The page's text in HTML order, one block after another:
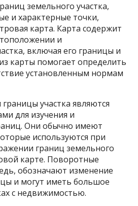
земельного участка,
и характерные точки,
карта. Карта содержит
и
включая его границы и
карты помогает определить
установленным нормам
участка являются
для изучения и
Они обычно имеют
используются при
границ земельного
карте. Поворотные
обозначают изменение
и могут иметь большое
с недвижимостью.